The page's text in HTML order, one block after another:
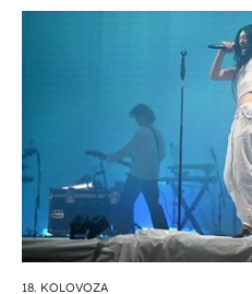
18. KOLOVOZA